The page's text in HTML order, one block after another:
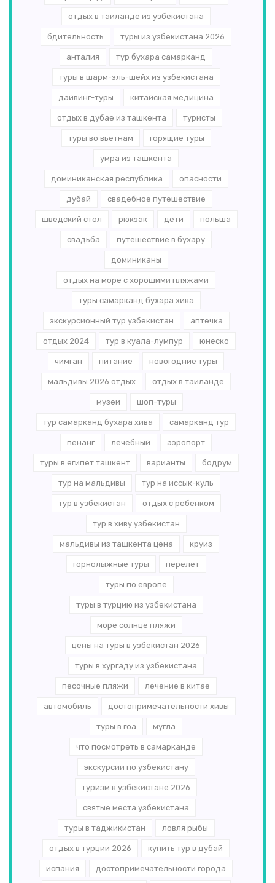
отдых в таиланде из узбекистана
бдительность туры из узбекистана 2026
анталия тур бухара самарканд
туры в шарм-эль-шейх из узбекистана
дайвинг-туры китайская медицина
отдых в дубае из ташкента туристы
туры во вьетнам горящие туры
умра из ташкента
доминиканская республика опасности
дубай свадебное путешествие
шведский стол рюкзак дети польша
свадьба путешествие в бухару
доминиканы
отдых на море с хорошими пляжами
туры самарканд бухара хива
экскурсионный тур узбекистан аптечка
отдых 2024 тур в куала-лумпур юнеско
чимган питание новогодние туры
мальдивы 2026 отдых отдых в таиланде
музеи шоп-туры
тур самарканд бухара хива самарканд тур
пенанг лечебный аэропорт
туры в египет ташкент варианты бодрум
тур на мальдивы тур на иссык-куль
тур в узбекистан отдых с ребенком
тур в хиву узбекистан
мальдивы из ташкента цена круиз
горнолыжные туры перелет
туры по европе
туры в турцию из узбекистана
море солнце пляжи
цены на туры в узбекистан 2026
туры в хургаду из узбекистана
песочные пляжи лечение в китае
автомобиль достопримечательности хивы
туры в гоа мугла
что посмотреть в самарканде
экскурсии по узбекистану
туризм в узбекистане 2026
святые места узбекистана
туры в таджикистан ловля рыбы
отдых в турции 2026 купить тур в дубай
испания достопримечательности города